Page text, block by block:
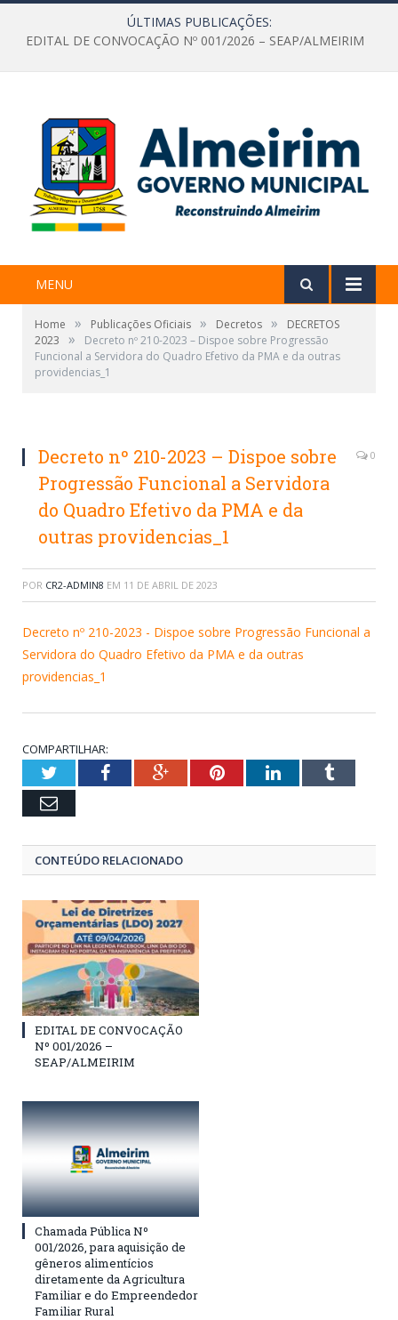
ÚLTIMAS PUBLICAÇÕES:
EDITAL DE CONVOCAÇÃO Nº 001/2026 – SEAP/ALMEIRIM
MENU
Home » Publicações Oficiais » Decretos »
DECRETOS
2023
»
Decreto nº 210-2023 – Dispoe sobre Progressão
Funcional a Servidora do Quadro Efetivo da PMA e da outras
providencias_1
Decreto nº 210-2023 – Dispoe sobre
Progressão Funcional a Servidora
do Quadro Efetivo da PMA e da
outras providencias_1
0
POR CR2-ADMIN8 EM 11 DE ABRIL DE 2023
Decreto nº 210-2023 - Dispoe sobre Progressão Funcional a
Servidora do Quadro Efetivo da PMA e da outras
providencias_1
COMPARTILHAR:
TwitterFacebookGoogle+PinterestLinkedInTumblr
Email
CONTEÚDO RELACIONADO
EDITAL DE CONVOCAÇÃO
Nº 001/2026 –
SEAP/ALMEIRIM
Chamada Pública Nº
001/2026, para aquisição de
gêneros alimentícios
diretamente da Agricultura
Familiar e do Empreendedor
Familiar Rural